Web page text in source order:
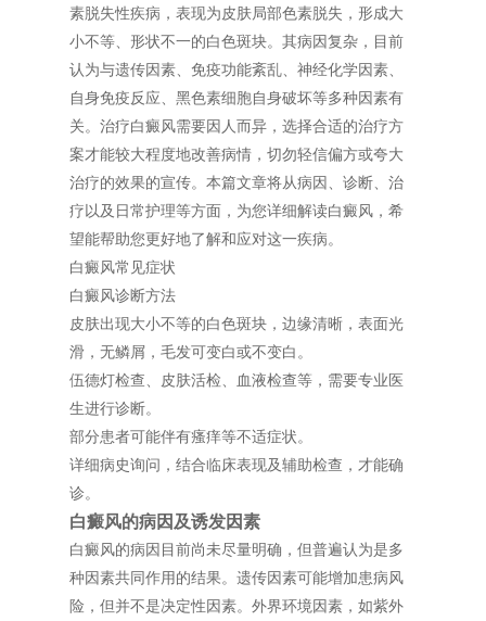
素脱失性疾病，表现为皮肤局部色素脱失，形成大
小不等、形状不一的白色斑块。其病因复杂，目前
认为与遗传因素、免疫功能紊乱、神经化学因素、
自身免疫反应、黑色素细胞自身破坏等多种因素有
关。治疗白癜风需要因人而异，选择合适的治疗方
案才能较大程度地改善病情，切勿轻信偏方或夸大
治疗的效果的宣传。本篇文章将从病因、诊断、治
疗以及日常护理等方面，为您详细解读白癜风，希
望能帮助您更好地了解和应对这一疾病。
白癜风常见症状
白癜风诊断方法
皮肤出现大小不等的白色斑块，边缘清晰，表面光
滑，无鳞屑，毛发可变白或不变白。
伍德灯检查、皮肤活检、血液检查等，需要专业医
生进行诊断。
部分患者可能伴有瘙痒等不适症状。
详细病史询问，结合临床表现及辅助检查，才能确
诊。
白癜风的病因及诱发因素
白癜风的病因目前尚未尽量明确，但普遍认为是多
种因素共同作用的结果。遗传因素可能增加患病风
险，但并不是决定性因素。外界环境因素，如紫外